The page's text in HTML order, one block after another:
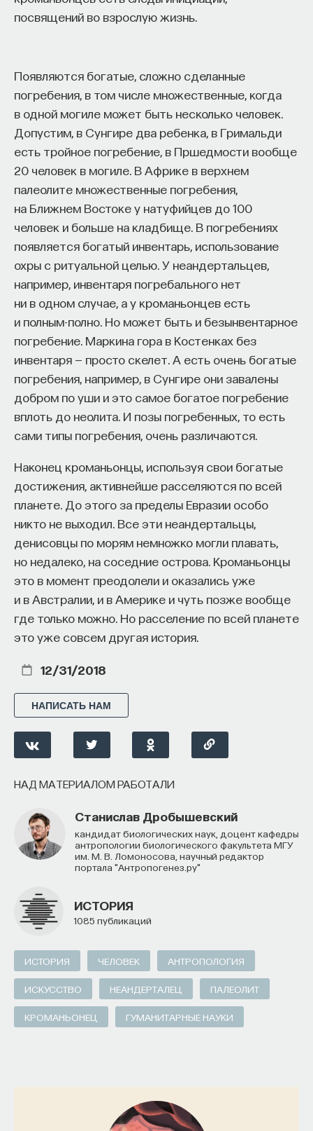
посвящений во взрослую жизнь.
Появляются богатые, сложно сделанные
погребения, в том числе множественные, когда
в одной могиле может быть несколько человек.
Допустим, в Сунгире два ребенка, в Гримальди
есть тройное погребение, в Пршедмости вообще
20 человек в могиле. В Африке в верхнем
палеолите множественные погребения,
на Ближнем Востоке у натуфийцев до 100
человек и больше на кладбище. В погребениях
появляется богатый инвентарь, использование
охры с ритуальной целью. У неандертальцев,
например, инвентаря погребального нет
ни в одном случае, а у кроманьонцев есть
и полным-полно. Но может быть и безынвентарное
погребение. Маркина гора в Костенках без
инвентаря — просто скелет. А есть очень богатые
погребения, например, в Сунгире они завалены
добром по уши и это самое богатое погребение
вплоть до неолита. И позы погребенных, то есть
сами типы погребения, очень различаются.
Наконец кроманьонцы, используя свои богатые
достижения, активнейше расселяются по всей
планете. До этого за пределы Евразии особо
никто не выходил. Все эти неандертальцы,
денисовцы по морям немножко могли плавать,
но недалеко, на соседние острова. Кроманьонцы
это в момент преодолели и оказались уже
и в Австралии, и в Америке и чуть позже вообще
где только можно. Но расселение по всей планете
это уже совсем другая история.
12/31/2018
НАПИСАТЬ НАМ
НАД МАТЕРИАЛОМ РАБОТАЛИ
Станислав Дробышевский
кандидат биологических наук, доцент кафедры
антропологии биологического факультета МГУ
им. М. В. Ломоносова, научный редактор
портала "Антропогенез.ру"
ИСТОРИЯ
1085 публикаций
ИСТОРИЯ ЧЕЛОВЕК АНТРОПОЛОГИЯ
ИСКУССТВО НЕАНДЕРТАЛЕЦ ПАЛЕОЛИТ
КРОМАНЬОНЕЦ ГУМАНИТАРНЫЕ НАУКИ
НАПИСАТЬ НАМ
НАД МАТЕРИАЛОМ РАБОТАЛИ
Ирина Ершова
доктор филологических наук, заведующий
исследований ШАГИ РАНХИГС, старший
ИСТОРИЯ
ЛИТЕРАТУРОВЕДЕНИЕ ИСПАНИЯ ТЕАТР
НОВОЕ ВРЕМЯ ВОЗРОЖДЕНИЕ
ИСТОРИЯ XVII ВЕКА ДВИГАТЕЛЬНАЯ КУЛЬТУРА
ГУМАНИТАРНЫЕ НАУКИ
Внеси свой вклад в дело
просвещения!
ПОДДЕРЖАТЬ ПОСТНАУКУ